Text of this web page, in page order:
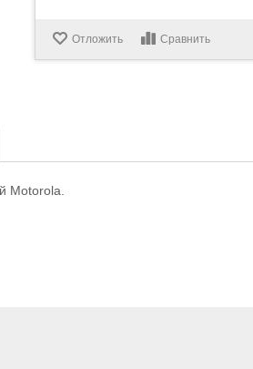
Отложить Сравнить
Motorola.